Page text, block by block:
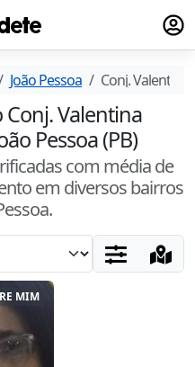
João Pessoa Conj. Valentina
Valentina
Pessoa (PB)
com média de
em diversos bairros
.
MIM